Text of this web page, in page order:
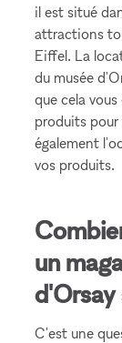
il est situé
attractions
Eiffel. La
du musée
que cela
produits
également
vos produits.
un
d'Orsay
C'est une